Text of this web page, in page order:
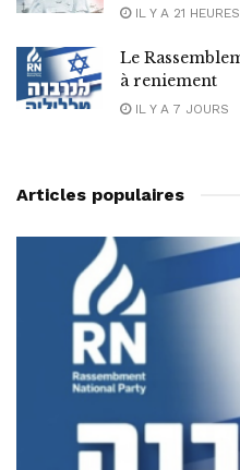
IL Y A 21 HEURES
Le
à reniement
IL Y A 7 JOURS
Articles populaires